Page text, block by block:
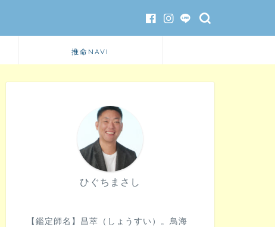
推命NAVI
ひぐちまさし
【鑑定師名】昌萃（しょうすい）。鳥海